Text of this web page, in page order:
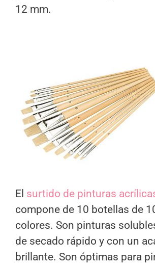
12 mm.
El surtido de pinturas
compone de 10 botellas de
colores. Son pinturas
de secado rápido y con un
brillante. Son óptimas para